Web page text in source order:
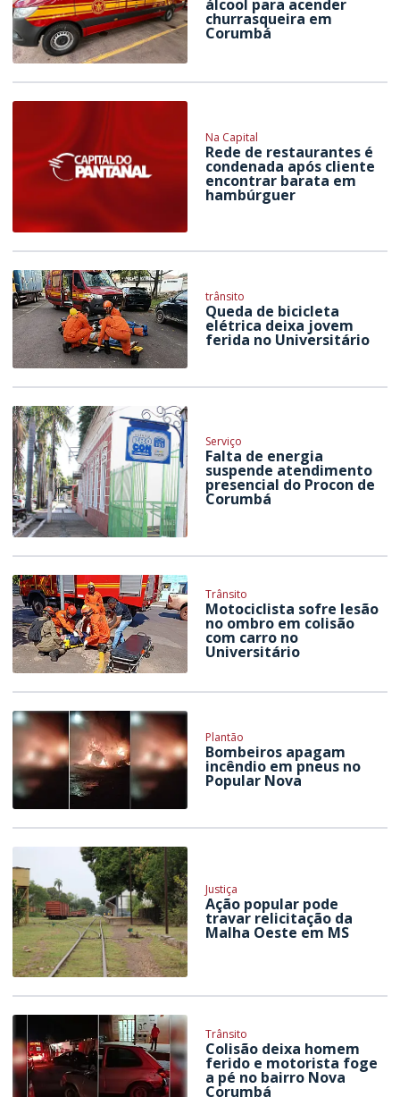
álcool para acender
churrasqueira em
Corumbá
Na Capital
Rede de restaurantes é
condenada após cliente
encontrar barata em
hambúrguer
trânsito
Queda de bicicleta
elétrica deixa jovem
ferida no Universitário
Serviço
Falta de energia
suspende atendimento
presencial do Procon de
Corumbá
Trânsito
Motociclista sofre lesão
no ombro em colisão
com carro no
Universitário
Plantão
Bombeiros apagam
incêndio em pneus no
Popular Nova
Justiça
Ação popular pode
travar relicitação da
Malha Oeste em MS
Trânsito
Colisão deixa homem
ferido e motorista foge
a pé no bairro Nova
Corumbá